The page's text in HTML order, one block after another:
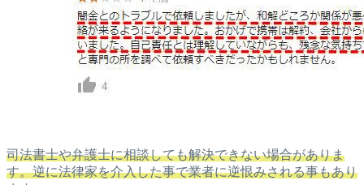
司法書士や弁護士に相談しても解決できない場合がありま
す。逆に法律家を介入した事で業者に逆恨みされる事もあり